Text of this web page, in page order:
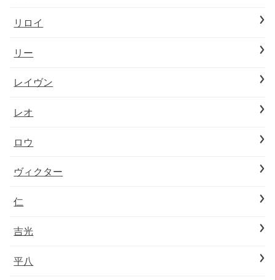
リロイ
リー
レイヴン
レオ
ロウ
ヴィクター
仁
吉光
平八